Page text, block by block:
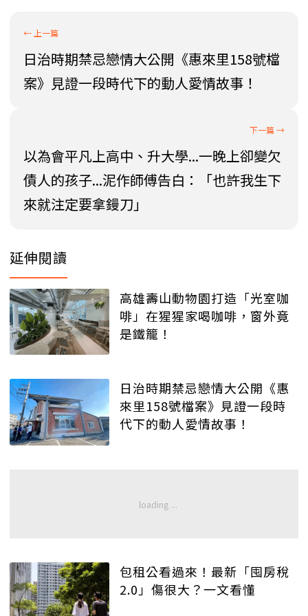
日治時期禁忌戀情大公開《惠來里158號檔
案》見證一段時代下的動人愛情故事！
以為會平凡上高中、升大學...一晚上卻變欠
債人的孩子...泥作師傅告白：「也許我生下
來就注定要拿鏝刀」
延伸閱讀
高雄壽山動物園打造「光室咖
啡」在猩猩家喝咖啡，窗外竟
是鐵籠！
日治時期禁忌戀情大公開《惠
來里158號檔案》見證一段時
代下的動人愛情故事！
包租公看過來！最新「囤房稅
2.0」傷很大？一文看懂